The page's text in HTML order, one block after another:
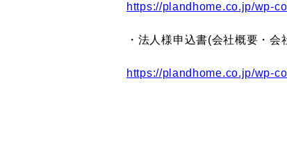
https://plandhome.co.jp/wp-
・法人様申込書(会社概要・
https://plandhome.co.jp/wp-